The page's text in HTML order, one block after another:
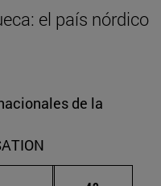
el país nórdico
de la